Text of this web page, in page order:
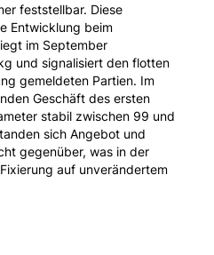
feststellbar. Diese
Entwicklung beim
im September
und signalisiert den flotten
gemeldeten Partien. Im
Geschäft des ersten
stabil zwischen 99 und
sich Angebot und
gegenüber, was in der
auf unverändertem